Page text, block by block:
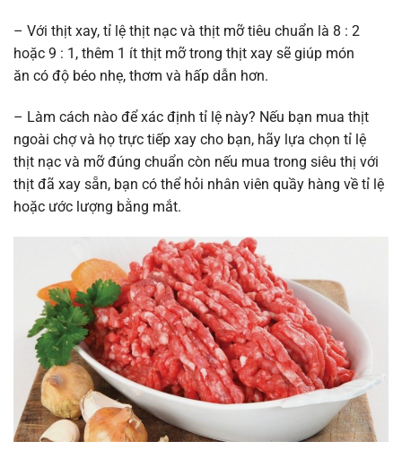
– Với thịt xay, tỉ lệ thịt nạc và thịt mỡ tiêu chuẩn là 8 : 2
hoặc 9 : 1, thêm 1 ít thịt mỡ trong thịt xay sẽ giúp món
ăn có độ béo nhẹ, thơm và hấp dẫn hơn.
– Làm cách nào để xác định tỉ lệ này? Nếu bạn mua thịt
ngoài chợ và họ trực tiếp xay cho bạn, hãy lựa chọn tỉ lệ
thịt nạc và mỡ đúng chuẩn còn nếu mua trong siêu thị với
thịt đã xay sẵn, bạn có thể hỏi nhân viên quầy hàng về tỉ lệ
hoặc ước lượng bằng mắt.